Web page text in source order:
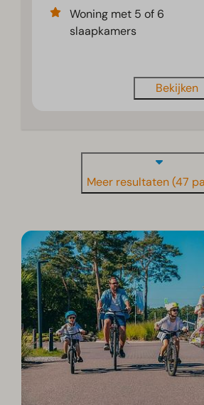
Woning met 5 of 6
slaapkamers
Bekijken
Meer resultaten (47